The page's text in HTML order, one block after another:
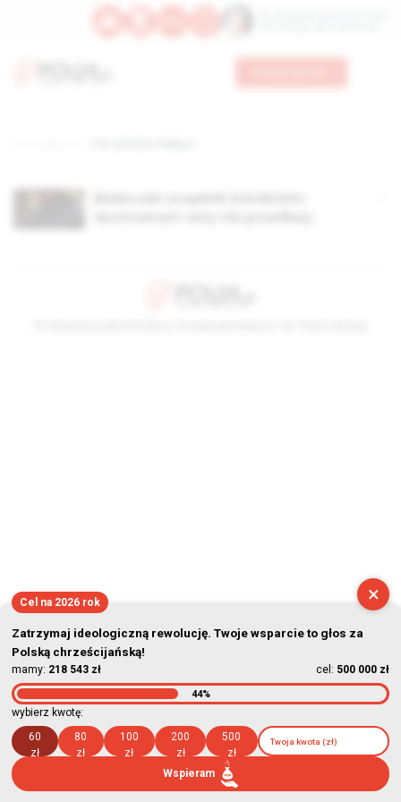
×
Cel na 2026 rok
Zatrzymaj ideologiczną rewolucję. Twoje wsparcie to głos za
Polską chrześcijańską!
mamy: 218 543 zł cel: 500 000 zł
44%
wybierz kwotę:
60
zł
80
zł
100
zł
200
zł
500
zł
Wspieram